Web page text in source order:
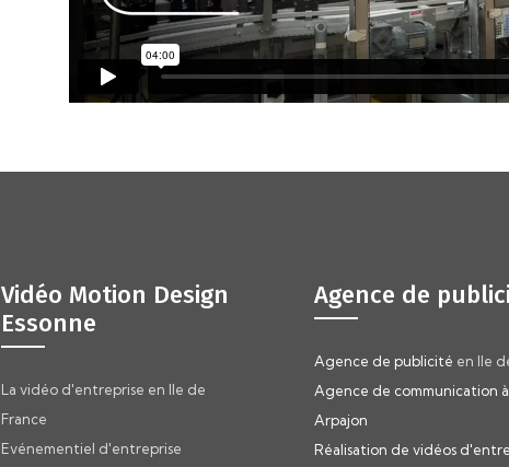
Vidéo Motion Design
Essonne
La vidéo d'entreprise en Ile de
France
Evénementiel d'entreprise
Agence de
Agence de publicité en Ile
Agence de communication à
Arpajon
Réalisation de vidéos